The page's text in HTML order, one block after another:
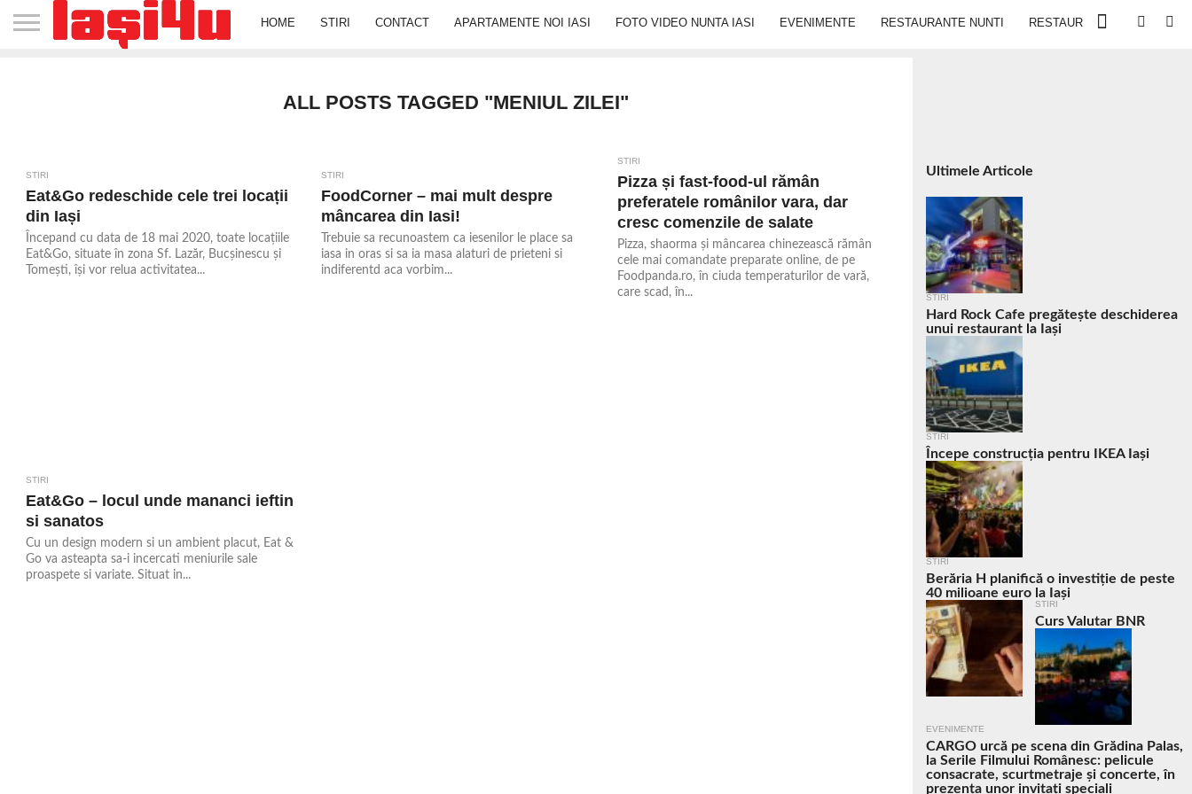
HOME STIRI CONTACT APARTAMENTE NOI IASI FOTO VIDEO NUNTA IASI EVENIMENTE RESTAURANTE NUNTI RESTAURANTE IN IASI
ALL POSTS TAGGED "MENIUL ZILEI"
STIRI
Eat&Go redeschide cele trei locații
din Iași
Începand cu data de 18 mai 2020, toate locațiile
Eat&Go, situate în zona Sf. Lazăr, Bucșinescu și
Tomești, își vor relua activitatea...
STIRI
FoodCorner – mai mult despre
mâncarea din Iasi!
Trebuie sa recunoastem ca iesenilor le place sa
iasa in oras si sa ia masa alaturi de prieteni si
indiferentd aca vorbim...
STIRI
Pizza și fast-food-ul rămân
preferatele românilor vara, dar
cresc comenzile de salate
Pizza, shaorma și mâncarea chinezească rămân
cele mai comandate preparate online, de pe
Foodpanda.ro, în ciuda temperaturilor de vară,
care scad, în...
STIRI
Eat&Go – locul unde mananci ieftin
si sanatos
Cu un design modern si un ambient placut, Eat &
Go va asteapta sa-i incercati meniurile sale
proaspete si variate. Situat in...
Ultimele Articole
STIRI
Hard Rock Cafe pregătește deschiderea
unui restaurant la Iași
STIRI
Începe construcția pentru IKEA Iași
STIRI
Berăria H planifică o investiție de peste
40 milioane euro la Iași
STIRI
Curs Valutar BNR
EVENIMENTE
CARGO urcă pe scena din Grădina Palas,
la Serile Filmului Românesc: pelicule
consacrate, scurtmetraje și concerte, în
prezența unor invitați speciali